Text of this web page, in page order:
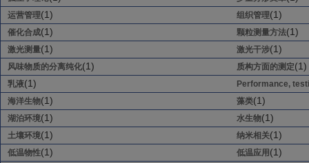
运营管理(1) 组织管理(1)
催化合成(1) 颗粒测量方法(1)
激光测量(1) 激光干涉(1)
风味物质的分离纯化(1) 质构方面的测定(1)
乳液(1)
Performance,
海洋生物(1) 藻类(1)
湖泊环境(1) 水生物(1)
土壤环境(1) 纳米相关(1)
低温物性(1) 低温应用 (1)